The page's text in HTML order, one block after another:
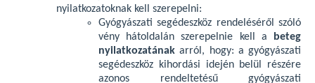
nyilatkozatoknak kell szerepelni:
Gyógyászati segédeszköz rendeléséről szóló
vény hátoldalán szerepelnie kell a
beteg
nyilatkozatának arról, hogy: a gyógyászati
segédeszköz kihordási idején belül részére
azonos rendeltetésű gyógyászati